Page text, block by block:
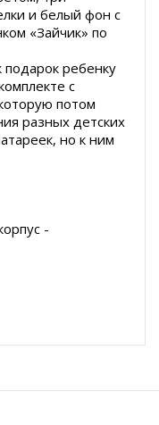
и белый фон с
«Зайчик» по
подарок ребенку
с
потом
разных детских
но к ним
-